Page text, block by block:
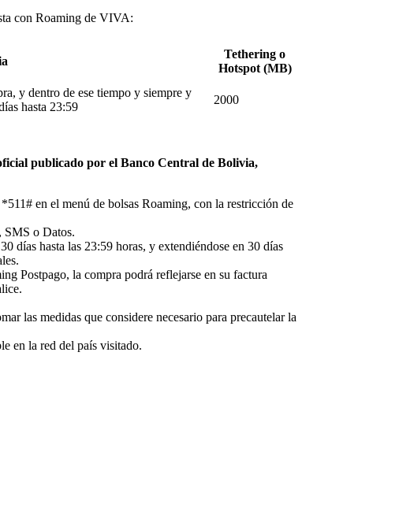
con Roaming de VIVA:
Tethering o
Hotspot (MB)
y dentro de ese tiempo y siempre y
hasta 23:59
2000
publicado por el Banco Central de Bolivia,
en el menú de bolsas Roaming, con la restricción de
SMS o Datos.
días hasta las 23:59 horas, y extendiéndose en 30 días
Postpago, la compra podrá reflejarse en su factura
las medidas que considere necesario para precautelar la
en la red del país visitado.